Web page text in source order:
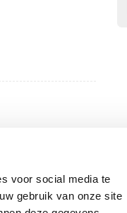
voor social media te
gebruik van onze site